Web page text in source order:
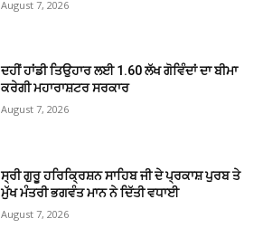
August 7, 2026
ਦਹੀਂ ਹਾਂਡੀ ਤਿਉਹਾਰ ਲਈ 1.60 ਲੱਖ ਗੋਵਿੰਦਾਂ ਦਾ ਬੀਮਾ
ਕਰੇਗੀ ਮਹਾਰਾਸ਼ਟਰ ਸਰਕਾਰ
August 7, 2026
ਸ੍ਰੀ ਗੁਰੂ ਹਰਿਕ੍ਰਿਸ਼ਨ ਸਾਹਿਬ ਜੀ ਦੇ ਪ੍ਰਕਾਸ਼ ਪੁਰਬ ਤੇ
ਮੁੱਖ ਮੰਤਰੀ ਭਗਵੰਤ ਮਾਨ ਨੇ ਦਿੱਤੀ ਵਧਾਈ
August 7, 2026